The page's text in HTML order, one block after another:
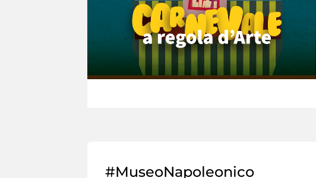
#MuseoNapoleonico